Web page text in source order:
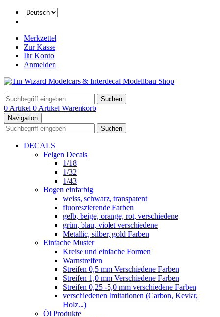
Merkzettel
Zur Kasse
Ihr Konto
Anmelden
Suchen
0 Artikel 0 Artikel Warenkorb
Navigation
Suchen
DECALS
Felgen Decals
1/18
1/32
1/43
Bogen einfarbig
weiss, schwarz, transparent
fluoreszierende Farben
gelb, beige, orange, rot, verschiedene
grün, blau, violet verschiedene
Metallic, silber, gold Farben
Einfache Muster
Kreise und einfache Formen
Warnstreifen
Streifen 0,5 mm Verschiedene Farben
Streifen 1,0 mm Verschiedene Farben
Streifen 0,25 -5,0 mm verschiedene Farben
verschiedenen Imitationen (Carbon, Kevlar,
Holz...)
Öl Produkte